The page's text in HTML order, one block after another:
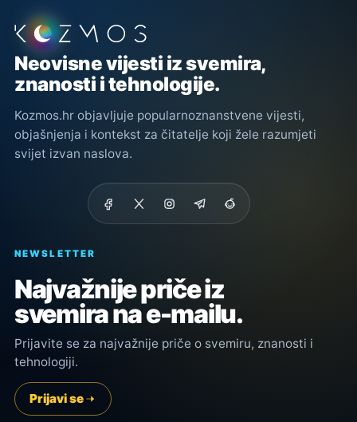
Podnožje stranice
Neovisne vijesti iz svemira,
znanosti i tehnologije.
Kozmos.hr objavljuje popularnoznanstvene vijesti,
objašnjenja i kontekst za čitatelje koji žele razumjeti
svijet izvan naslova.
NEWSLETTER
Najvažnije priče iz
svemira na e-mailu.
Prijavite se za najvažnije priče o svemiru, znanosti i
tehnologiji.
Prijavi se